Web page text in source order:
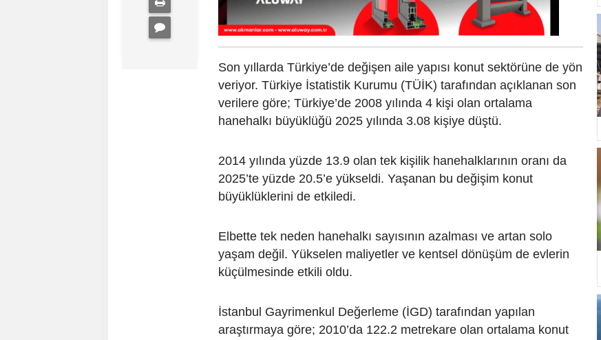
Son yıllarda Türkiye’de değişen aile yapısı konut sektörüne de yön
veriyor. Türkiye İstatistik Kurumu (TÜİK) tarafından açıklanan son
verilere göre; Türkiye’de 2008 yılında 4 kişi olan ortalama
hanehalkı büyüklüğü 2025 yılında 3.08 kişiye düştü.
2014 yılında yüzde 13.9 olan tek kişilik hanehalklarının oranı da
2025’te yüzde 20.5’e yükseldi. Yaşanan bu değişim konut
büyüklüklerini de etkiledi.
Elbette tek neden hanehalkı sayısının azalması ve artan solo
yaşam değil. Yükselen maliyetler ve kentsel dönüşüm de evlerin
küçülmesinde etkili oldu.
İstanbul Gayrimenkul Değerleme (İGD) tarafından yapılan
araştırmaya göre; 2010’da 122.2 metrekare olan ortalama konut